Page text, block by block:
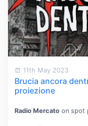
11th May 2023
Brucia ancora
proiezione
Radio Mercatoon spot